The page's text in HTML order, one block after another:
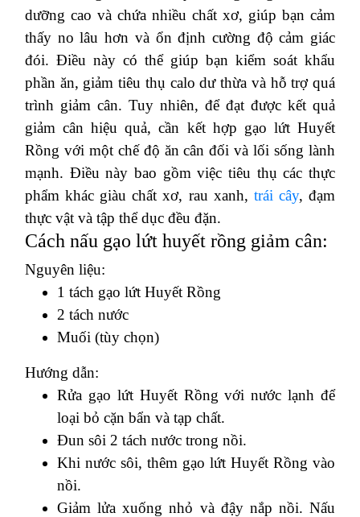
dưỡng cao và chứa nhiều chất xơ, giúp bạn cảm
thấy no lâu hơn và ổn định cường độ cảm giác
đói. Điều này có thể giúp bạn kiểm soát khẩu
phần ăn, giảm tiêu thụ calo dư thừa và hỗ trợ quá
trình giảm cân. Tuy nhiên, để đạt được kết quả
giảm cân hiệu quả, cần kết hợp gạo lứt Huyết
Rồng với một chế độ ăn cân đối và lối sống lành
mạnh. Điều này bao gồm việc tiêu thụ các thực
phẩm khác giàu chất xơ, rau xanh, trái cây, đạm
thực vật và tập thể dục đều đặn.
Cách nấu gạo lứt huyết rồng giảm cân:
Nguyên liệu:
1 tách gạo lứt Huyết Rồng
2 tách nước
Muối (tùy chọn)
Hướng dẫn:
Rửa gạo lứt Huyết Rồng với nước lạnh để
loại bỏ cặn bẩn và tạp chất.
Đun sôi 2 tách nước trong nồi.
Khi nước sôi, thêm gạo lứt Huyết Rồng vào
nồi.
Giảm lửa xuống nhỏ và đậy nắp nồi. Nấu